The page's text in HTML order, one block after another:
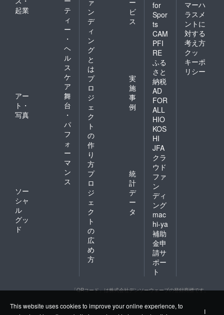
This website uses cookies to improve your online experience, to
I
起業
テ
ィ
ー
・
ヘ
ル
ス
ケ
ア
アー
ト・
写真
舞
台
・
パ
フ
ォ
ー
マ
ン
ス
ソー
シャ
ル
グッ
ド
ァ
ン
デ
ィ
ン
グ
と
は
ー
ビ
ス
プ
ロ
ジ
ェ
ク
ト
の
作
り
方
実
施
事
例
プ
ロ
ジ
ェ
ク
ト
の
広
め
方
統
計
デ
ー
タ
for
Spor
ts
CAM
PFI
RE
ふる
さと
納税
AD
FOR
ALL
HIO
KOS
HI
JFA
クラ
ウド
ファ
ン
ディ
ング
mac
hi-ya
補助
金申
請サ
ポー
ト
マーハ
ラスメ
ントに
対する
考え方
クッ
キーポ
リシー
「QRコード」は株式会社デンソーウェーブの登録商標です。